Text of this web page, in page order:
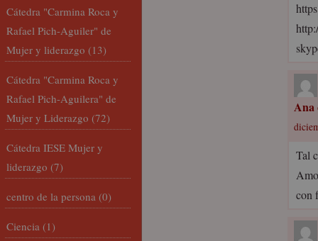
Ana
Tal
con
Cátedra "Carmina Roca y
Rafael Pich-Aguiler" de
Mujer y liderazgo (13)
Cátedra "Carmina Roca y
Rafael Pich-Aguilera" de
Mujer y Liderazgo (72)
Cátedra IESE Mujer y
liderazgo (7)
centro de la persona (0)
Ciencia (1)